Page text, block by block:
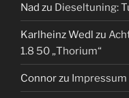
Nad zu Dieseltuning:
Karlheinz Wedl zu
1.8 50 „Thorium“
Connorzu Impressum